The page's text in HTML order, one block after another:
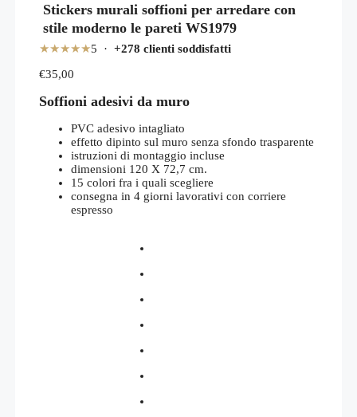
Stickers murali soffioni per arredare con
stile moderno le pareti WS1979
★★★★★5 · +278 clienti soddisfatti
€35,00
Soffioni adesivi da muro
PVC adesivo intagliato
effetto dipinto sul muro senza sfondo trasparente
istruzioni di montaggio incluse
dimensioni 120 X 72,7 cm.
15 colori fra i quali scegliere
consegna in 4 giorni lavorativi con corriere
espresso